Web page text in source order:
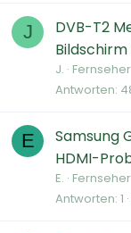
J
DVB-T2
J. Fernseher
Antworten
E
Samsung
HDMI-
E. Fernseher
Antworten 1